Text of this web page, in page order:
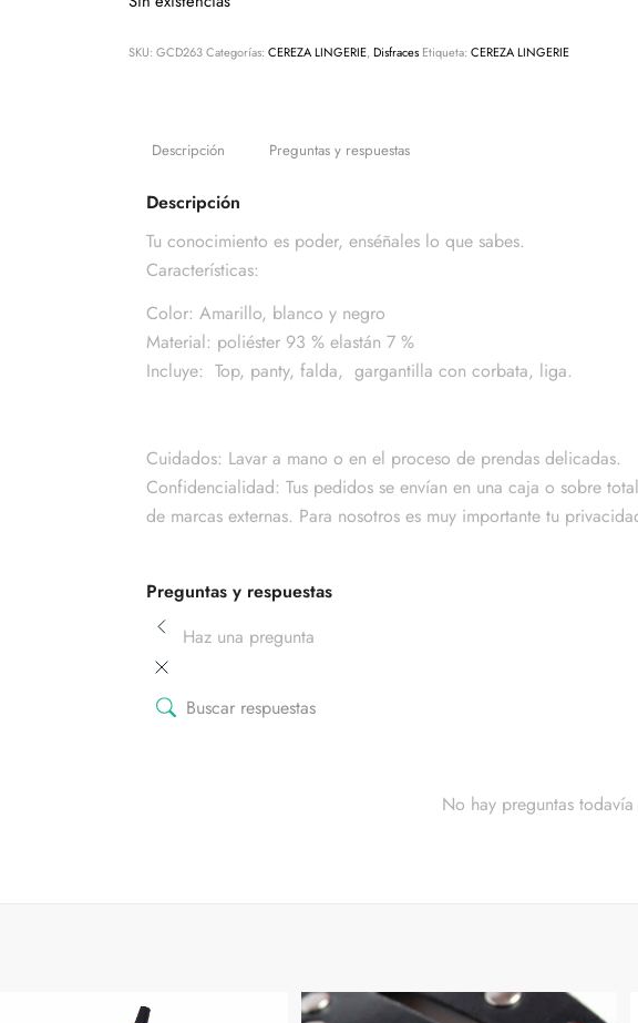
SKU: GCD263Categorías: CEREZA LINGERIE,Disfraces Etiqueta: CEREZA LINGERIE
Descripción Preguntas y respuestas
Descripción
Tu conocimiento es poder, enséñales lo que sabes.
Características:
Color: Amarillo, blanco y negro
Material: poliéster 93 % elastán 7 %
Incluye: Top, panty, falda, gargantilla con corbata, liga.
Cuidados: Lavar a mano o en el proceso de prendas delicadas.
Confidencialidad: Tus pedidos se envían en una caja o sobre
de marcas externas. Para nosotros es muy importante tu
Preguntas y respuestas
Haz una pregunta
No hay preguntas todavía